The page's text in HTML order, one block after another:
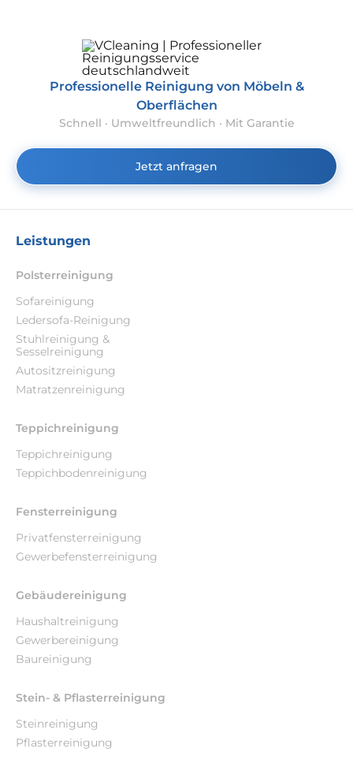
Professionelle Reinigung von Möbeln &
Oberflächen
Schnell · Umweltfreundlich · Mit Garantie
Jetzt anfragen
Leistungen
Polsterreinigung
Sofareinigung
Ledersofa-Reinigung
Stuhlreinigung &
Sesselreinigung
Autositzreinigung
Matratzenreinigung
Teppichreinigung
Teppichreinigung
Teppichbodenreinigung
Fensterreinigung
Privatfensterreinigung
Gewerbefensterreinigung
Gebäudereinigung
Haushaltreinigung
Gewerbereinigung
Baureinigung
Stein- & Pflasterreinigung
Steinreinigung
Pflasterreinigung